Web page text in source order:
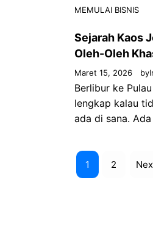
MEMULAI BISNIS
Sejarah Kaos
Oleh-Oleh
Maret 15, 2026 by
Berlibur ke
lengkap kalau
ada di sana.
1 2